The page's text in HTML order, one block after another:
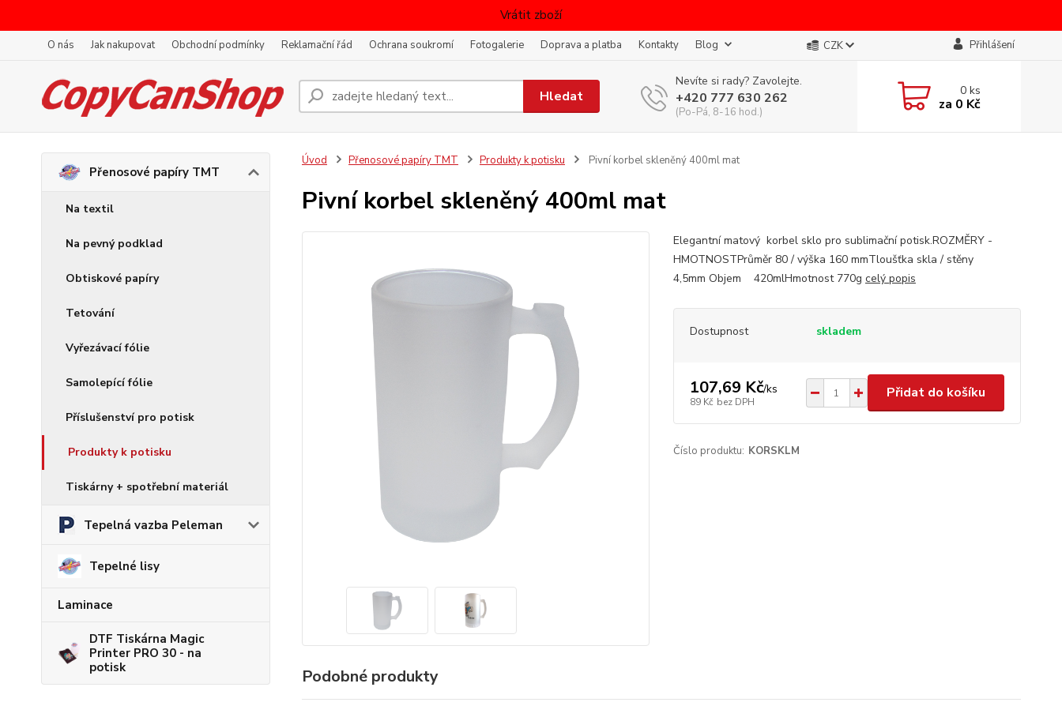
Vrátit zboží
O nás Jak nakupovat Obchodní podmínky Reklamační řád Ochrana soukromí Fotogalerie Doprava a platba Kontakty Blog CZK Přihlášení
Hledat
Nevíte si rady? Zavolejte.
+420 777 630 262
(Po-Pá, 8-16 hod.)
0ks
za 0 Kč
Přenosové papíry TMT
Na textil
Na pevný podklad
Obtiskové papíry
Tetování
Vyřezávací fólie
Samolepící fólie
Příslušenství pro potisk
Produkty k potisku
Tiskárny + spotřební materiál
Tepelná vazba Peleman
Tepelné lisy
Laminace
DTF Tiskárna Magic
Printer PRO 30 - na
potisk
Úvod Přenosové papíry TMT Produkty k potisku Pivní korbel skleněný 400ml mat
Pivní korbel skleněný 400ml mat
Elegantní matový korbel sklo pro sublimační potisk.ROZMĚRY -
HMOTNOSTPrůměr 80 / výška 160 mmTloušťka skla / stěny
4,5mm Objem 420mlHmotnost 770g celý popis
Dostupnost skladem
107,69 Kč/ks
89 Kč bez DPH
Přidat do košíku
Číslo produktu: KORSKLM
Podobné produkty